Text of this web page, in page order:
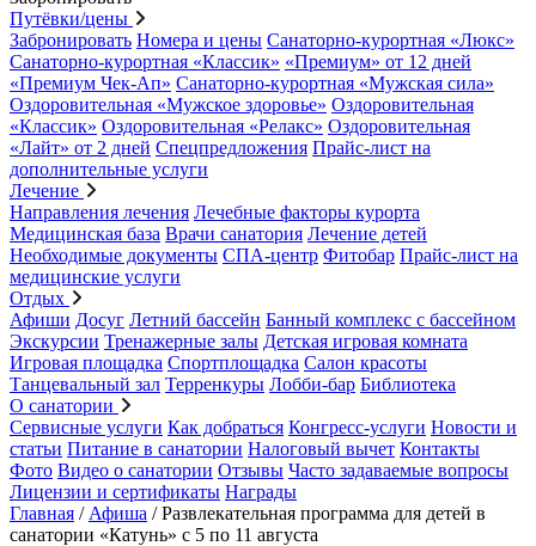
Путёвки/цены
Забронировать Номера и цены Санаторно-курортная «Люкс»
Санаторно-курортная «Классик» «Премиум» от 12 дней
«Премиум Чек-Ап» Санаторно-курортная «Мужская сила»
Оздоровительная «Мужское здоровье» Оздоровительная
«Классик» Оздоровительная «Релакс» Оздоровительная
«Лайт» от 2 дней Спецпредложения Прайс-лист на
дополнительные услуги
Лечение
Направления лечения Лечебные факторы курорта
Медицинская база Врачи санатория Лечение детей
Необходимые документы СПА-центр Фитобар Прайс-лист на
медицинские услуги
Отдых
Афиши Досуг Летний бассейн Банный комплекс с бассейном
Экскурсии Тренажерные залы Детская игровая комната
Игровая площадка Спортплощадка Салон красоты
Танцевальный зал Терренкуры Лобби-бар Библиотека
О санатории
Сервисные услуги Как добраться Конгресс-услуги Новости и
статьи Питание в санатории Налоговый вычет Контакты
Фото Видео о санатории Отзывы Часто задаваемые вопросы
Лицензии и сертификаты Награды
Главная / Афиша /Развлекательная программа для детей в
санатории «Катунь» с 5 по 11 августа